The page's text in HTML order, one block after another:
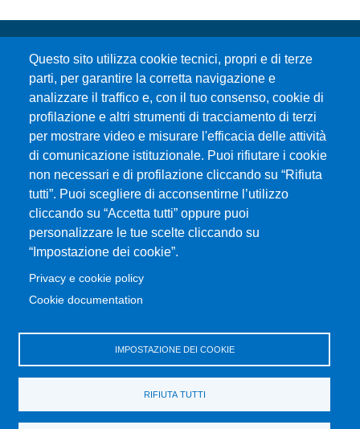
Questo sito utilizza cookie tecnici, propri e di terze
parti, per garantire la corretta navigazione e
analizzare il traffico e, con il tuo consenso, cookie di
profilazione e altri strumenti di tracciamento di terzi
per mostrare video e misurare l'efficacia delle attività
di comunicazione istituzionale. Puoi rifiutare i cookie
non necessari e di profilazione cliccando su “Rifiuta
tutti”. Puoi scegliere di acconsentirne l’utilizzo
cliccando su “Accetta tutti” oppure puoi
personalizzare le tue scelte cliccando su
“Impostazione dei cookie”.
Privacy e cookie policy
Cookie documentation
IMPOSTAZIONE DEI COOKIE
RIFIUTA TUTTI
Università degli Studi di Messina
Piazza Pugliatti, 1 - 98122 Messina
Cod. Fiscale 80004070837
P.IVA 00724160833
Centralino: 090 676 1
MENÙ SOCIAL
MENÙ FOOTER 1
Accessibility statement
Transparent administration
Change your mind on cookies